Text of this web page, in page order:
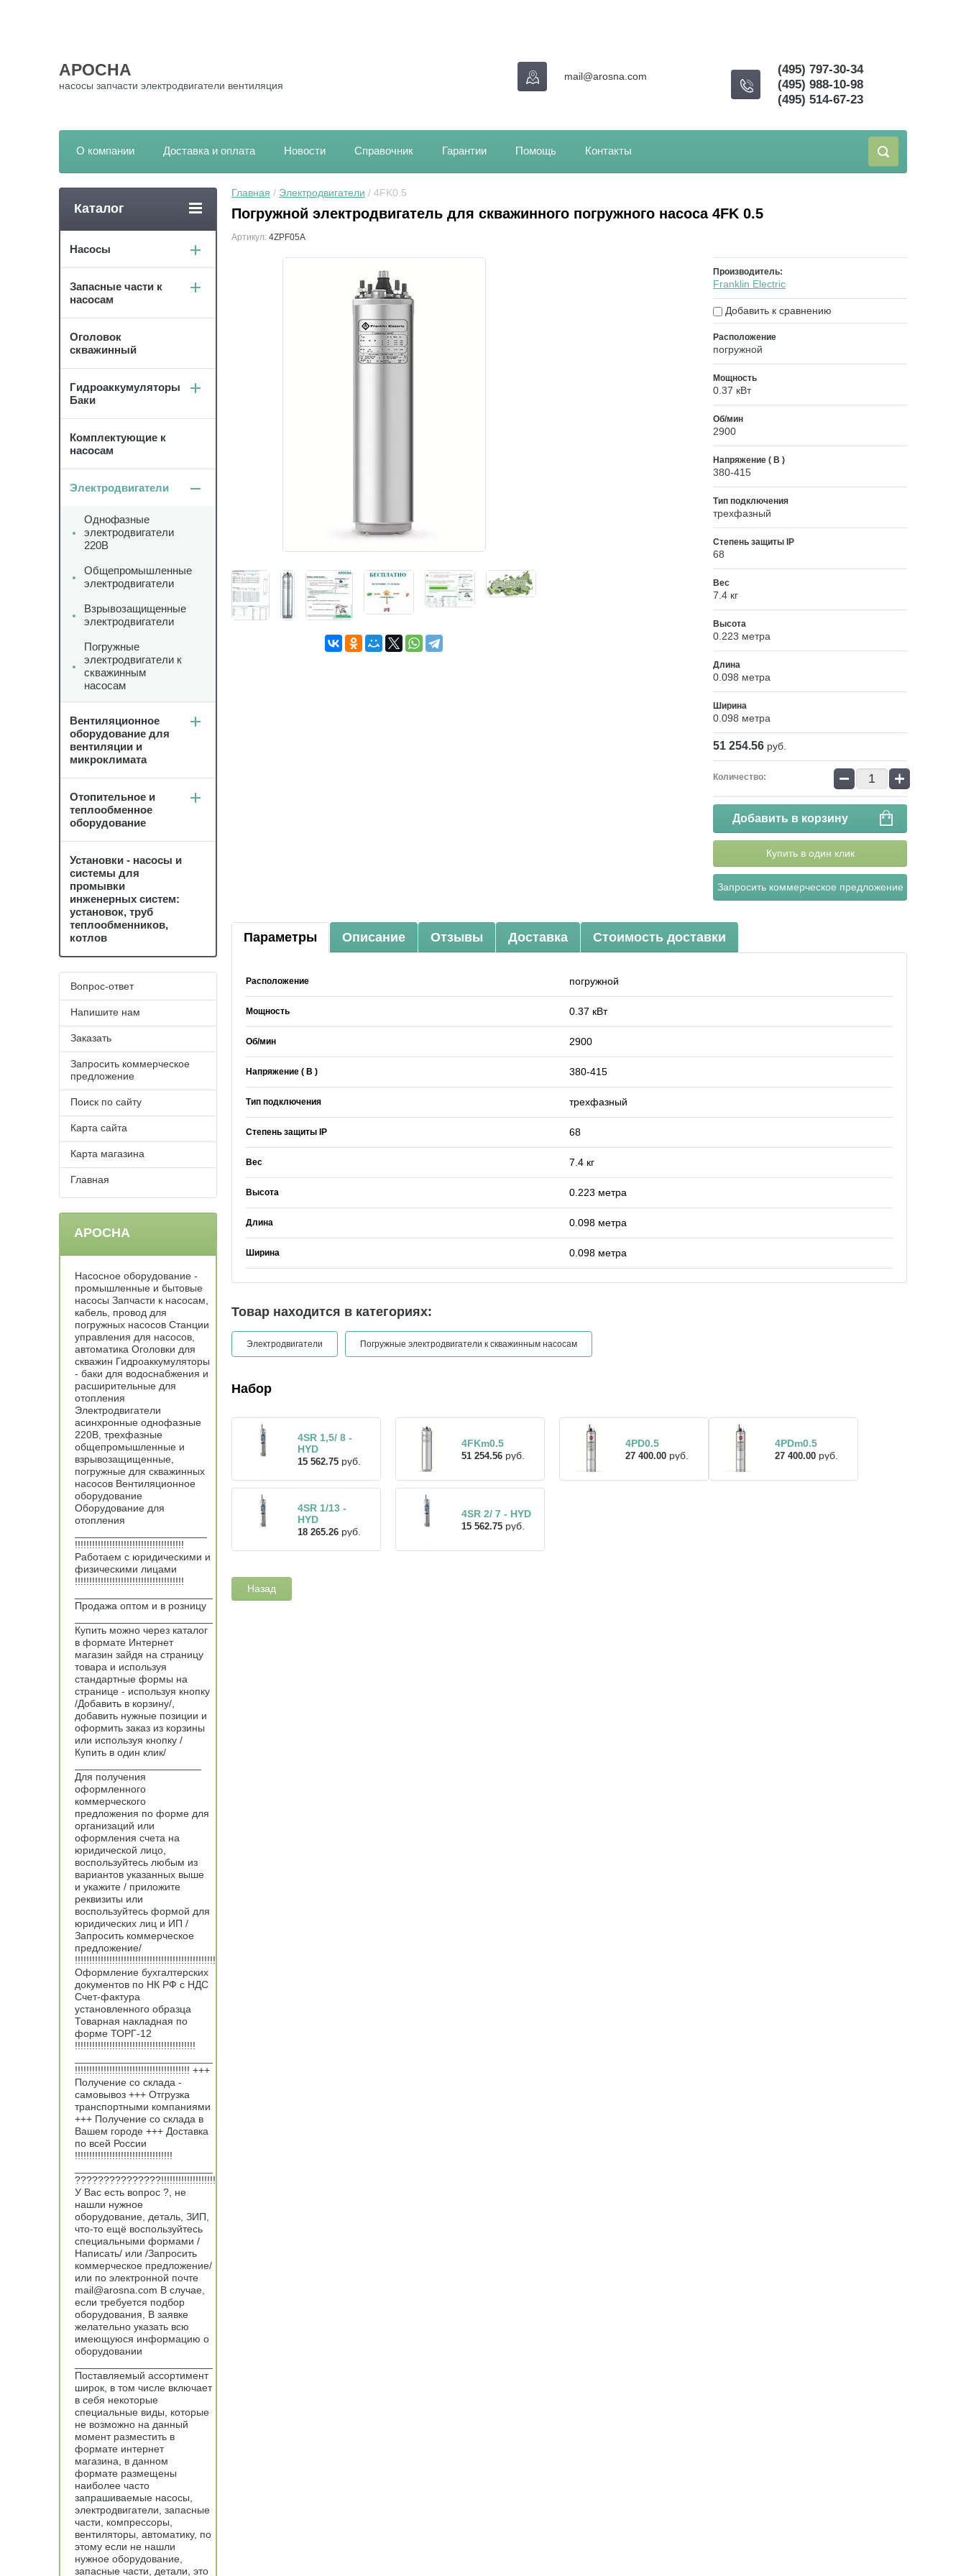
АРОСНА
насосы запчасти электродвигатели вентиляция
(495) 797-30-34
(495) 988-10-98
(495) 514-67-23
mail@arosna.com
О компании Доставка и оплата Новости Справочник Гарантии Помощь Контакты
Главная / Электродвигатели / 4FK0.5
Погружной электродвигатель для скважинного погружного насоса 4FK 0.5
Артикул: 4ZPF05A
Производитель:
Franklin Electric
Добавить к сравнению
Расположение
погружной
Мощность
0.37 кВт
Об/мин
2900
Напряжение ( В )
380-415
Тип подключения
трехфазный
Степень защиты IP
68
Вес
7.4 кг
Высота
0.223 метра
Длина
0.098 метра
Ширина
0.098 метра
51 254.56 руб.
Количество: − +
Добавить в корзину
Купить в один клик
Запросить коммерческое предложение
Параметры Описание Отзывы Доставка Стоимость доставки
Расположение погружной
Мощность 0.37 кВт
Об/мин 2900
Напряжение ( В ) 380-415
Тип подключения трехфазный
Степень защиты IP 68
Вес 7.4 кг
Высота 0.223 метра
Длина 0.098 метра
Ширина 0.098 метра
Товар находится в категориях:
Электродвигатели Погружные электродвигатели к скважинным насосам
Набор
4SR 1,5/ 8 -
HYD
15 562.75 руб.
4FKm0.5
51 254.56 руб.
4PD0.5
27 400.00 руб.
4PDm0.5
27 400.00 руб.
4SR 1/13 -
HYD
18 265.26 руб.
4SR 2/ 7 - HYD
15 562.75 руб.
Назад
Каталог
Насосы
Запасные части к
насосам
Оголовок
скважинный
Гидроаккумуляторы
Баки
Комплектующие к
насосам
Электродвигатели
Однофазные
электродвигатели
220В
Общепромышленные
электродвигатели
Взрывозащищенные
электродвигатели
Погружные
электродвигатели к
скважинным
насосам
Вентиляционное
оборудование для
вентиляции и
микроклимата
Отопительное и
теплообменное
оборудование
Установки - насосы и
системы для
промывки
инженерных систем:
установок, труб
теплообменников,
котлов
Вопрос-ответ
Напишите нам
Заказать
Запросить коммерческое
предложение
Поиск по сайту
Карта сайта
Карта магазина
Главная
АРОСНА
Насосное оборудование -
промышленные и бытовые
насосы Запчасти к насосам,
кабель, провод для
погружных насосов Станции
управления для насосов,
автоматика Оголовки для
скважин Гидроаккумуляторы
- баки для водоснабжения и
расширительные для
отопления
Электродвигатели
асинхронные однофазные
220В, трехфазные
общепромышленные и
взрывозащищенные,
погружные для скважинных
насосов Вентиляционное
оборудование
Оборудование для
отопления
!!!!!!!!!!!!!!!!!!!!!!!!!!!!!!!!!!!!!!
Работаем с юридическими и
физическими лицами
!!!!!!!!!!!!!!!!!!!!!!!!!!!!!!!!!!!!!!
Продажа оптом и в розницу
Купить можно через каталог
в формате Интернет
магазин зайдя на страницу
товара и используя
стандартные формы на
странице - используя кнопку
/Добавить в корзину/,
добавить нужные позиции и
оформить заказ из корзины
или используя кнопку /
Купить в один клик/
Для получения
оформленного
коммерческого
предложения по форме для
организаций или
оформления счета на
юридической лицо,
воспользуйтесь любым из
вариантов указанных выше
и укажите / приложите
реквизиты или
воспользуйтесь формой для
юридических лиц и ИП /
Запросить коммерческое
предложение/
!!!!!!!!!!!!!!!!!!!!!!!!!!!!!!!!!!!!!!!!!!!!!!!!!
Оформление бухгалтерских
документов по НК РФ с НДС
Счет-фактура
установленного образца
Товарная накладная по
форме ТОРГ-12
!!!!!!!!!!!!!!!!!!!!!!!!!!!!!!!!!!!!!!!!!!
!!!!!!!!!!!!!!!!!!!!!!!!!!!!!!!!!!!!!!!! +++
Получение со склада -
самовывоз +++ Отгрузка
транспортными компаниями
+++ Получение со склада в
Вашем городе +++ Доставка
по всей России
!!!!!!!!!!!!!!!!!!!!!!!!!!!!!!!!!!
???????????????!!!!!!!!!!!!!!!!!!!
У Вас есть вопрос ?, не
нашли нужное
оборудование, деталь, ЗИП,
что-то ещё воспользуйтесь
специальными формами /
Написать/ или /Запросить
коммерческое предложение/
или по электронной почте
mail@arosna.com В случае,
если требуется подбор
оборудования, В заявке
желательно указать всю
имеющуюся информацию о
оборудовании
Поставляемый ассортимент
широк, в том числе включает
в себя некоторые
специальные виды, которые
не возможно на данный
момент разместить в
формате интернет
магазина, в данном
формате размещены
наиболее часто
запрашиваемые насосы,
электродвигатели, запасные
части, компрессоры,
вентиляторы, автоматику, по
этому если не нашли
нужное оборудование,
запасные части, детали, это